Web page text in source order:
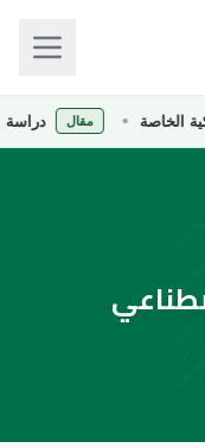
مقال دراسة